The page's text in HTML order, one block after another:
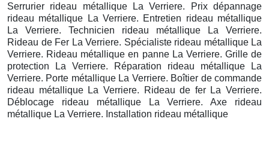
Serrurier rideau métallique La Verriere. Prix dépannage
rideau métallique La Verriere. Entretien rideau métallique
La Verriere. Technicien rideau métallique La Verriere.
Rideau de Fer La Verriere. Spécialiste rideau métallique La
Verriere. Rideau métallique en panne La Verriere. Grille de
protection La Verriere. Réparation rideau métallique La
Verriere. Porte métallique La Verriere. Boîtier de commande
rideau métallique La Verriere. Rideau de fer La Verriere.
Déblocage rideau métallique La Verriere. Axe rideau
métallique La Verriere. Installation rideau métallique